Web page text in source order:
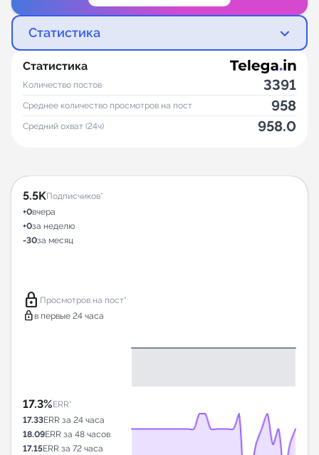
Статистика
Статистика
Количество постов 3391
Среднее количество просмотров на пост 958
Средний охват (24ч) 958.0
5.5KПодписчиков*
+0вчера
+0за неделю
-30за месяц
lock Просмотров на пост*
lock в первые 24 часа
17.3%ERR*
17.33ERR за 24 часа
18.09ERR за 48 часов
17.15ERR за 72 часа